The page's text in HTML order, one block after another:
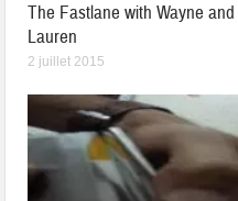
The Fastlane with Wayne and
Lauren
2 juillet 2015